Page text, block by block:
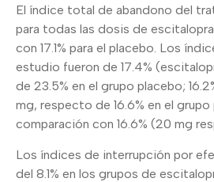
El índice total de abandono del
para todas las dosis de
con 17.1% para el placebo. Los
estudio fueron de 17.4%
de 23.5% en el grupo placebo;
mg, respecto de 16.6% en el grupo
comparación con 16.6% (20 mg
Los índices de interrupción por
del 8.1% en los grupos de